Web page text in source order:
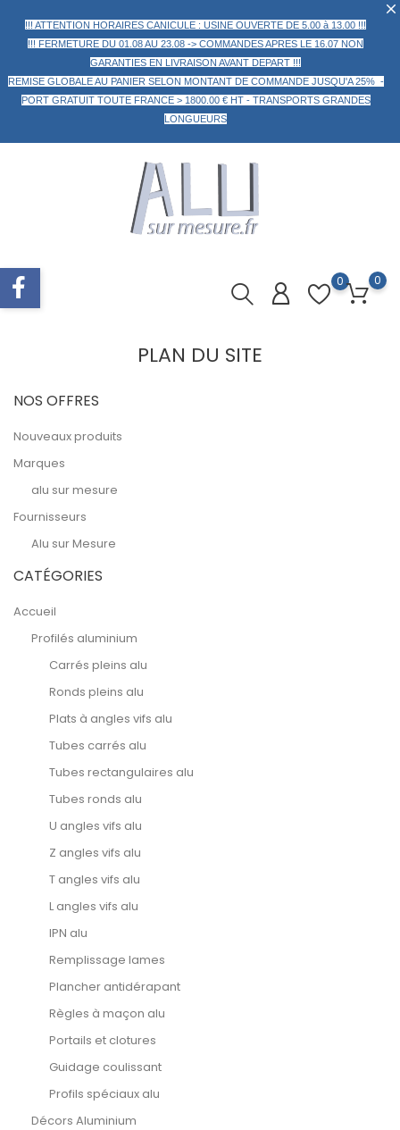
!!! ATTENTION HORAIRES CANICULE : USINE OUVERTE DE 5.00 à 13.00 !!!
!!! FERMETURE DU 01.08 AU 23.08 -> COMMANDES APRES LE 16.07 NON
GARANTIES EN LIVRAISON AVANT DEPART !!!
REMISE GLOBALE AU PANIER SELON MONTANT DE COMMANDE JUSQU'A 25% -
PORT GRATUIT TOUTE FRANCE > 1800.00 € HT - TRANSPORTS GRANDES
LONGUEURS
0 0
PLAN DU SITE
NOS OFFRES
Nouveaux produits
Marques
alu sur mesure
Fournisseurs
Alu sur Mesure
CATÉGORIES
Accueil
Profilés aluminium
Carrés pleins alu
Ronds pleins alu
Plats à angles vifs alu
Tubes carrés alu
Tubes rectangulaires alu
Tubes ronds alu
U angles vifs alu
Z angles vifs alu
T angles vifs alu
L angles vifs alu
IPN alu
Remplissage lames
Plancher antidérapant
Règles à maçon alu
Portails et clotures
Guidage coulissant
Profils spéciaux alu
Décors Aluminium